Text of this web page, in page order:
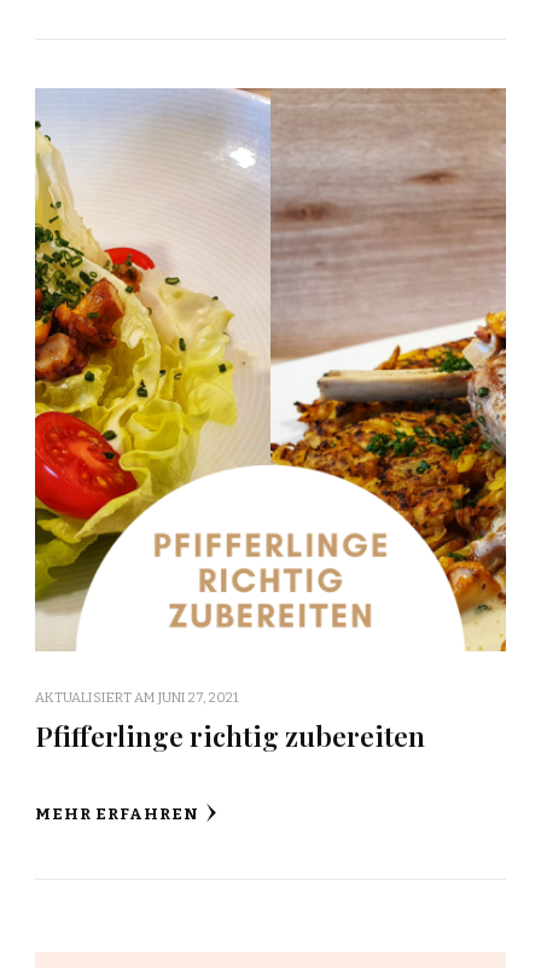
AKTUALISIERT AM JUNI 27, 2021
Pfifferlinge richtig zubereiten
MEHR ERFAHREN